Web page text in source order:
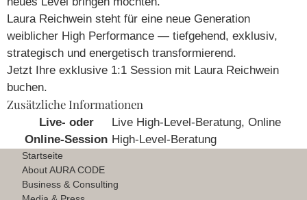
Laura Reichwein steht für eine neue Generation
weiblicher High Performance — tiefgehend, exklusiv,
strategisch und energetisch transformierend.
Jetzt Ihre exklusive 1:1 Session mit Laura Reichwein
buchen.
Zusätzliche Informationen
Live- oder
Online-Session
Live High-Level-Beratung, Online
High-Level-Beratung
Startseite
About AURA CODE
Business & Consulting